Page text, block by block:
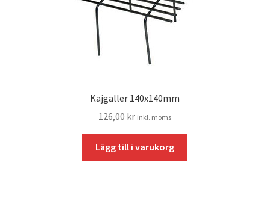
Kajgaller 140x140mm
126,00 kr inkl. moms
Lägg till i varukorg